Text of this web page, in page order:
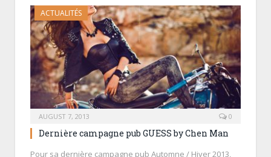
ACTUALITÉS
AUGUST 7, 2013 0
Dernière campagne pub GUESS by Chen Man
Pour sa dernière campagne pub Automne / Hiver 2013,